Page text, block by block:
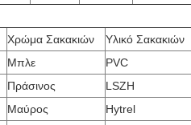
Χρώμα Σακακιών Υλικό Σακακιών
Μπλε PVC
Πράσινος LSZH
Μαύρος Hytrel